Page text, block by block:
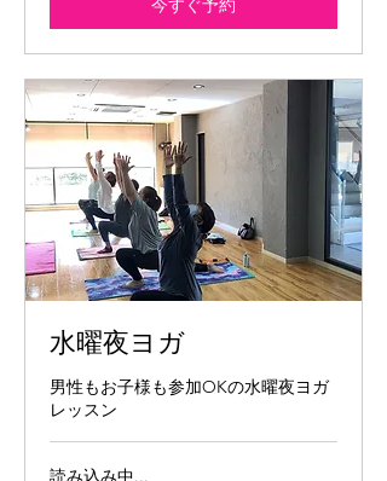
今すぐ予約
水曜夜ヨガ
男性もお子様も参加OKの水曜夜ヨガ
レッスン